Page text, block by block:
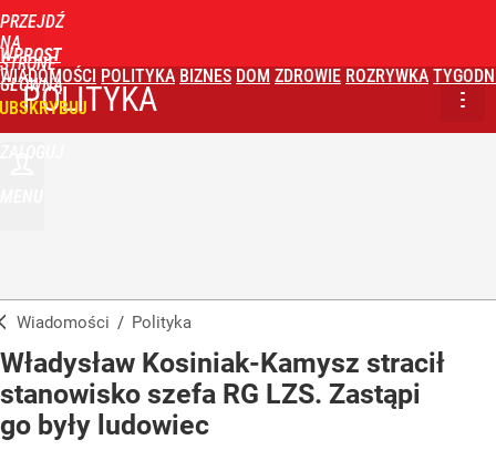
PRZEJDŹ
NA
STRONĘ
GŁÓWNĄ
WPROST
WIADOMOŚCI POLITYKA BIZNES DOM ZDROWIE ROZRYWKA
POLITYKA
Wiadomości / Polityka
Władysław Kosiniak-Kamysz stracił
stanowisko szefa RG LZS. Zastąpi
go były ludowiec